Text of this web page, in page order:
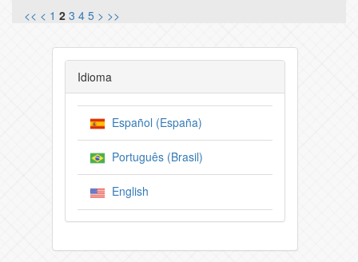
<< < 1 2 3 4 5 > >>
Idioma
Español (España)
Português (Brasil)
English